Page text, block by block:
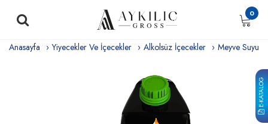
E-KATALOG
0
Anasayfa Yiyecekler Ve İçecekler Alkolsüz İçecekler Meyve Suyu